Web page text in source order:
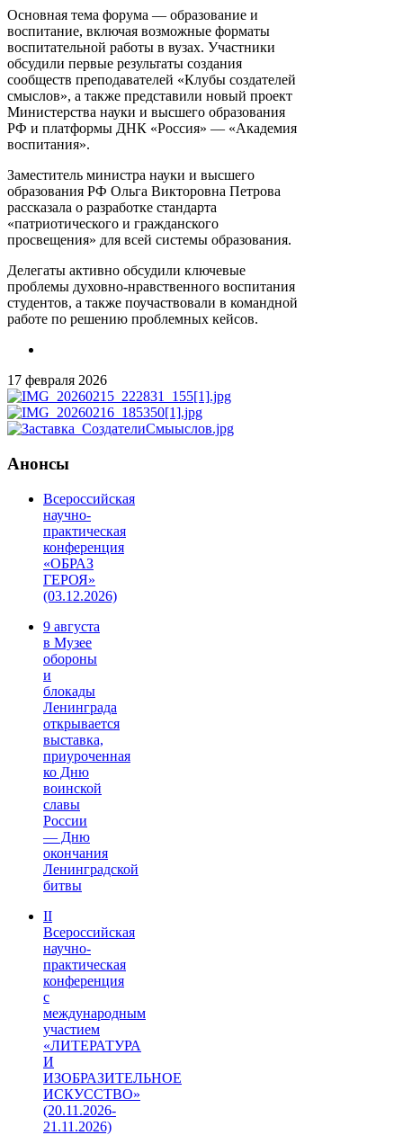
Основная тема форума — образование и
воспитание, включая возможные форматы
воспитательной работы в вузах. Участники
обсудили первые результаты создания
сообществ преподавателей «Клубы создателей
смыслов», а также представили новый проект
Министерства науки и высшего образования
РФ и платформы ДНК «Россия» — «Академия
воспитания».
Заместитель министра науки и высшего
образования РФ Ольга Викторовна Петрова
рассказала о разработке стандарта
«патриотического и гражданского
просвещения» для всей системы образования.
Делегаты активно обсудили ключевые
проблемы духовно-нравственного воспитания
студентов, а также поучаствовали в командной
работе по решению проблемных кейсов.
17 февраля 2026
Анонсы
Всероссийская
научно-
практическая
конференция
«ОБРАЗ
ГЕРОЯ»
(03.12.2026)
9 августа
в Музее
обороны
и
блокады
Ленинграда
открывается
выставка,
приуроченная
ко Дню
воинской
славы
России
— Дню
окончания
Ленинградской
битвы
II
Всероссийская
научно-
практическая
конференция
с
международным
участием
«ЛИТЕРАТУРА
И
ИЗОБРАЗИТЕЛЬНОЕ
ИСКУССТВО»
(20.11.2026-
21.11.2026)